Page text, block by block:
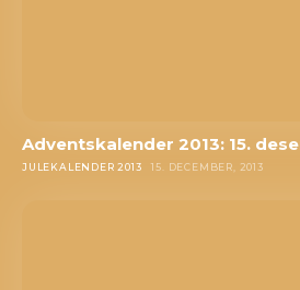
Adventskalender 2013: 15.
JULEKALENDER 2013 15. DECEMBER, 2013